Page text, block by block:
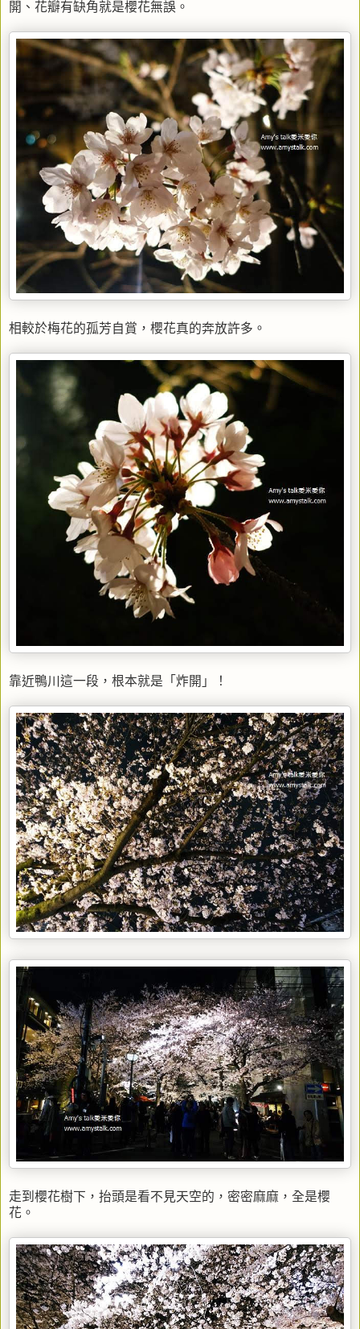
開、花瓣有缺角就是櫻花無誤。
相較於梅花的孤芳自賞，櫻花真的奔放許多。
靠近鴨川這一段，根本就是「炸開」！
走到櫻花樹下，抬頭是看不見天空的，密密麻麻，全是櫻
花。